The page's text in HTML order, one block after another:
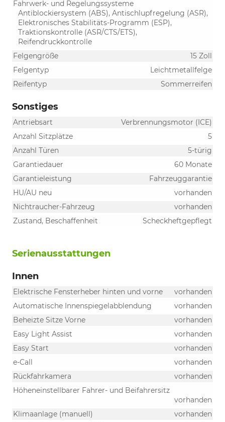
Fahrwerk- und Regelungssysteme
Antiblockiersystem (ABS), Antischlupfregelung (ASR),
Elektronisches Stabilitäts-Programm (ESP),
Traktionskontrolle (ASR/CTS/ETS),
Reifendruckkontrolle
Felgengröße
15 Zoll
Felgentyp
Leichtmetallfelge
Reifentyp
Sommerreifen
Sonstiges
Antriebsart
Verbrennungsmotor (ICE)
Anzahl Sitzplätze
5
Anzahl Türen
5-türig
Garantiedauer
60 Monate
Garantieleistung
Fahrzeuggarantie
HU/AU neu
vorhanden
Nichtraucher-Fahrzeug
vorhanden
Zustand, Beschaffenheit
Scheckheftgepflegt
Serienausstattungen
Innen
Elektrische Fensterheber hinten und vorne
vorhanden
Automatische Innenspiegelabblendung
vorhanden
Beheizte Sitze Vorne
vorhanden
Easy Light Assist
vorhanden
Easy Start
vorhanden
e-Call
vorhanden
Rückfahrkamera
vorhanden
Höheneinstellbarer Fahrer- und Beifahrersitz
vorhanden
Klimaanlage (manuell)
vorhanden